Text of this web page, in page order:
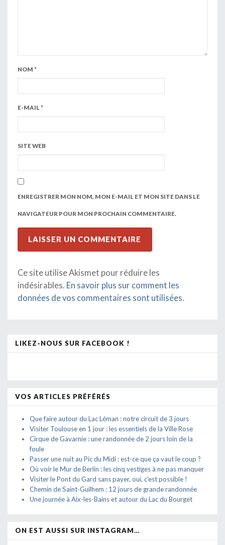
NOM *
E-MAIL *
SITE WEB
ENREGISTRER MON NOM, MON E-MAIL ET MON SITE DANS LE
NAVIGATEUR POUR MON PROCHAIN COMMENTAIRE.
Ce site utilise Akismet pour réduire les
indésirables. En savoir plus sur comment les
données de vos commentaires sont utilisées.
LIKEZ-NOUS SUR FACEBOOK !
VOS ARTICLES PRÉFÉRÉS
Que faire autour du Lac Léman : notre circuit de 3 jours
Visiter Toulouse en 1 jour : les essentiels de la Ville Rose
Cirque de Gavarnie : une randonnée de 2 jours loin de la
foule
Passer une nuit au Pic du Midi : est-ce que ça vaut le coup ?
Où voir le Mur de Berlin : les cinq vestiges à ne pas manquer
Visiter le Pont du Gard sans payer, oui, c'est possible !
Chemin de Saint-Guilhem : 12 jours de grande randonnée
Une journée à Aix-les-Bains et autour du Lac du Bourget
ON EST AUSSI SUR INSTAGRAM…